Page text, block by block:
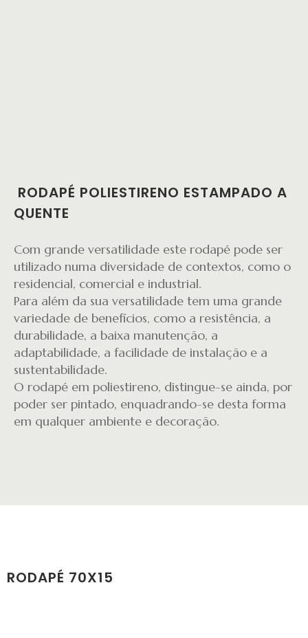
RODAPÉ POLIESTIRENO ESTAMPADO A
QUENTE
Com grande versatilidade este rodapé pode ser
utilizado numa diversidade de contextos, como o
residencial, comercial e industrial.
Para além da sua versatilidade tem uma grande
variedade de benefícios, como a resistência, a
durabilidade, a baixa manutenção, a
adaptabilidade, a facilidade de instalação e a
sustentabilidade.
O rodapé em poliestireno, distingue-se ainda, por
poder ser pintado, enquadrando-se desta forma
em qualquer ambiente e decoração.
RODAPÉ 70X15